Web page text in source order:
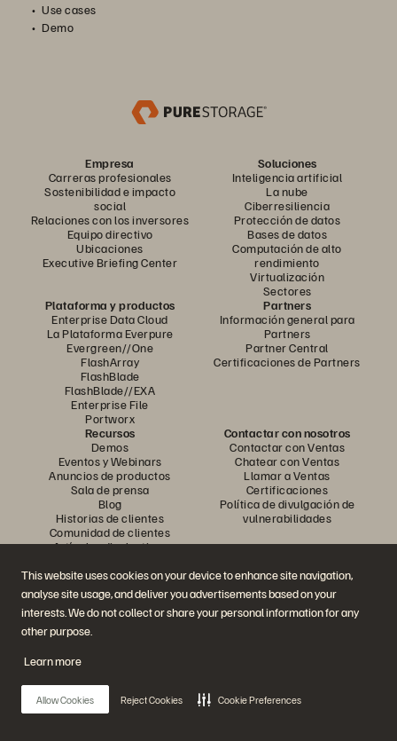
This website uses cookies on your device to enhance site navigation,
analyse site usage, and deliver you advertisements based on your
interests. We do not collect or share your personal information for any
other purpose.
Learn more
Allow Cookies Reject Cookies Cookie Preferences
Use cases
Demo
Empresa
Carreras profesionales
Sostenibilidad e impacto
social
Relaciones con los inversores
Equipo directivo
Ubicaciones
Executive Briefing Center
Soluciones
Inteligencia artificial
La nube
Ciberresiliencia
Protección de datos
Bases de datos
Computación de alto
rendimiento
Virtualización
Sectores
Plataforma y productos
Enterprise Data Cloud
La Plataforma Everpure
Evergreen//One
FlashArray
FlashBlade
FlashBlade//EXA
Enterprise File
Portworx
Partners
Información general para
Partners
Partner Central
Certificaciones de Partners
Recursos
Demos
Eventos y Webinars
Anuncios de productos
Sala de prensa
Blog
Historias de clientes
Comunidad de clientes
Artículos divulgativos
Contactar con nosotros
Contactar con Ventas
Chatear con Ventas
Llamar a Ventas
Certificaciones
Política de divulgación de
vulnerabilidades
Únase a la conversación
Siga las redes sociales oficiales de Everpure
© 2026 Everpure, Inc. Todos los derechos reservados.
Política de privacidadCondiciones de uso del Sitio WebAviso legal